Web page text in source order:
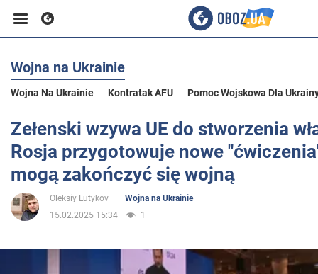
Biznes
Sport
Życie
Wojna na Ukrainie
Wojna Na Ukrainie Kontratak AFU Pomoc Wojskowa Dla
Zełenski wzywa UE do stworzenia
Rosja przygotowuje nowe
mogą zakończyć się wojną
Oleksiy Lutykov
Wojna na Ukrainie
15.02.2025 15:34
1